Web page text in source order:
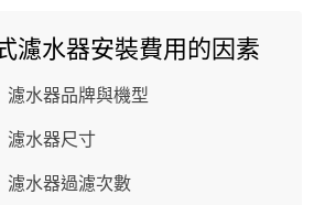
濾水器安裝費用的因素
濾水器品牌與機型
濾水器尺寸
濾水器過濾次數